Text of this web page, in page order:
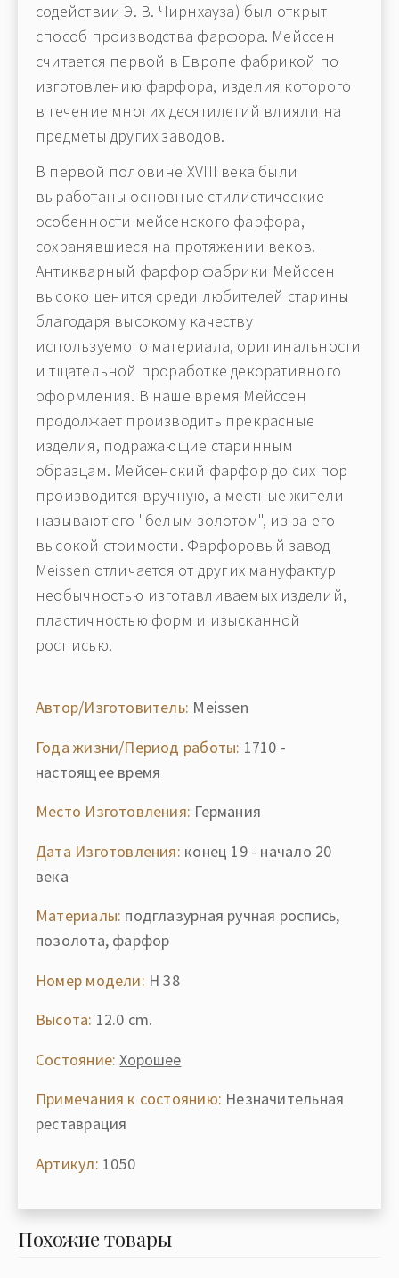
содействии Э. В. Чирнхауза) был открыт
способ производства фарфора. Мейcсен
считается первой в Европе фабрикой по
изготовлению фарфора, изделия которого
в течение многих десятилетий влияли на
предметы других заводов.
В первой половине XVIII века были
выработаны основные стилистические
особенности мейсенского фарфора,
сохранявшиеся на протяжении веков.
Антикварный фарфор фабрики Мейcсен
высоко ценится среди любителей старины
благодаря высокому качеству
используемого материала, оригинальности
и тщательной проработке декоративного
оформления. В наше время Мейcсен
продолжает производить прекрасные
изделия, подражающие старинным
образцам. Мейсенский фарфор до сих пор
производится вручную, а местные жители
называют его "белым золотом", из-за его
высокой стоимости. Фарфоровый завод
Meissen отличается от других мануфактур
необычностью изготавливаемых изделий,
пластичностью форм и изысканной
росписью.
Автор/Изготовитель: Meissen
Года жизни/Период работы: 1710 -
настоящее время
Место Изготовления: Германия
Дата Изготовления: конец 19 - начало 20
века
Материалы: подглазурная ручная роспись,
позолота, фарфор
Номер модели: H 38
Высота: 12.0 cm.
Состояние: Хорошее
Примечания к состоянию: Незначительная
реставрация
Артикул: 1050
Похожие товары